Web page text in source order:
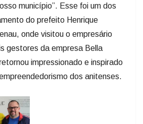
município”. Esse foi um dos
do prefeito Henrique
onde visitou o empresário
gestores da empresa Bella
impressionado e inspirado
dos anitenses.